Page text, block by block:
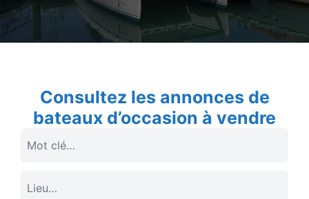
Consultez les annonces de
bateaux d’occasion à vendre